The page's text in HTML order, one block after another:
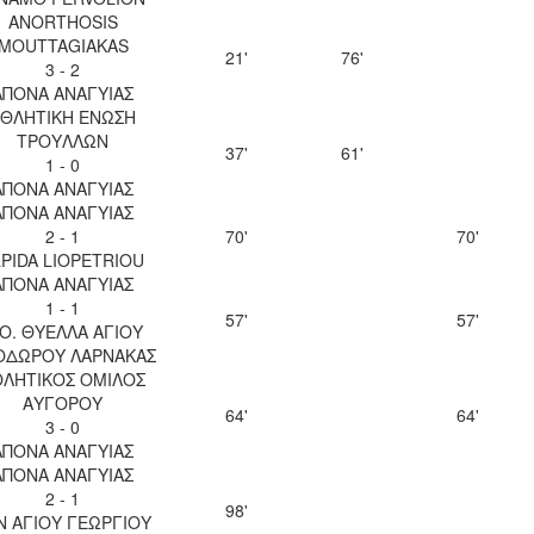
ANORTHOSIS
3 - 2
ΑΝΑΓΥΙΑΣ
21' 76'
ΕΝΩΣΗ
ΤΡΟΥΛΛΩΝ
1 - 0
ΑΝΑΓΥΙΑΣ
37' 61'
ΑΝΑΓΥΙΑΣ
2 - 1
LIOPETRIOU
70'
70'
ΑΝΑΓΥΙΑΣ
1 - 1
ΘΥΕΛΛΑ ΑΓΙΟΥ
ΛΑΡΝΑΚΑΣ
57' 57'
ΟΜΙΛΟΣ
ΑΥΓΟΡΟΥ
3 - 0
ΑΝΑΓΥΙΑΣ
64' 64'
ΑΝΑΓΥΙΑΣ
2 - 1
ΑΓΙΟΥ ΓΕΩΡΓΙΟΥ
98'